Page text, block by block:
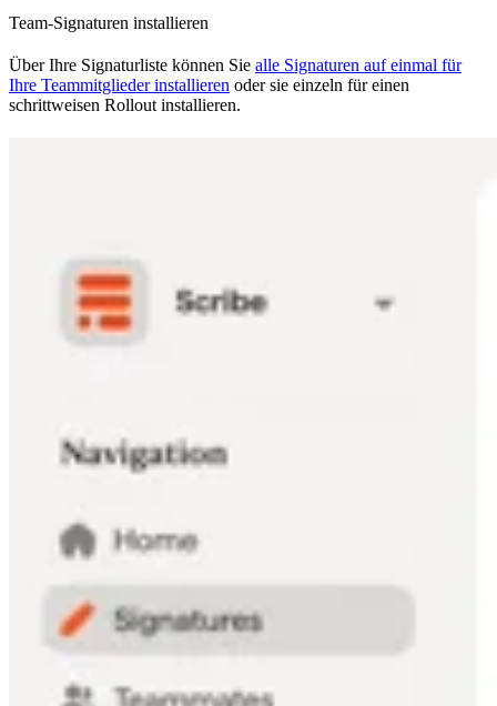
Team-Signaturen installieren
Über Ihre Signaturliste können Sie alle Signaturen auf einmal für
Ihre Teammitglieder installieren oder sie einzeln für einen
schrittweisen Rollout installieren.